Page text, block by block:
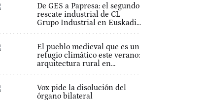
De GES a Papresa: el segundo
rescate industrial de CL
Grupo Industrial en Euskadi...
El pueblo medieval que es un
refugio climático este verano:
arquitectura rural en...
Vox pide la disolución del
órgano bilateral